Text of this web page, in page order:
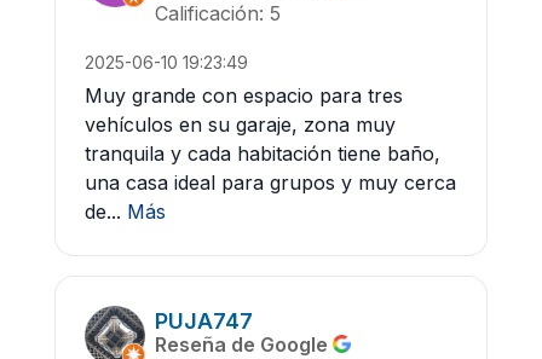
Calificación: 5
2025-06-10 19:23:49
Muy grande con espacio para tres
vehículos en su garaje, zona muy
tranquila y cada habitación tiene baño,
una casa ideal para grupos y muy cerca
de... Más
PUJA747
Reseña de Google